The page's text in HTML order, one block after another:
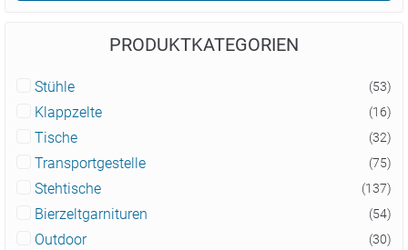
PRODUKTKATEGORIEN
Stühle (53)
Klappzelte (16)
Tische (32)
Transportgestelle (75)
Stehtische (137)
Bierzeltgarnituren (54)
Outdoor (30)